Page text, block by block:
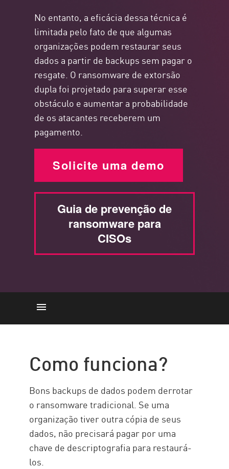
No entanto, a eficácia dessa técnica é
limitada pelo fato de que algumas
organizações podem restaurar seus
dados a partir de backups sem pagar o
resgate. O ransomware de extorsão
dupla foi projetado para superar esse
obstáculo e aumentar a probabilidade
de os atacantes receberem um
pagamento.
Solicite uma demo
Guia de prevenção de
ransomware para
CISOs
Riscos e impactos
Examples
How to Prevent
Prevenção com PC
Como funciona?
Bons backups de dados podem derrotar
o ransomware tradicional. Se uma
organização tiver outra cópia de seus
dados, não precisará pagar por uma
chave de descriptografia para restaurá-
los.